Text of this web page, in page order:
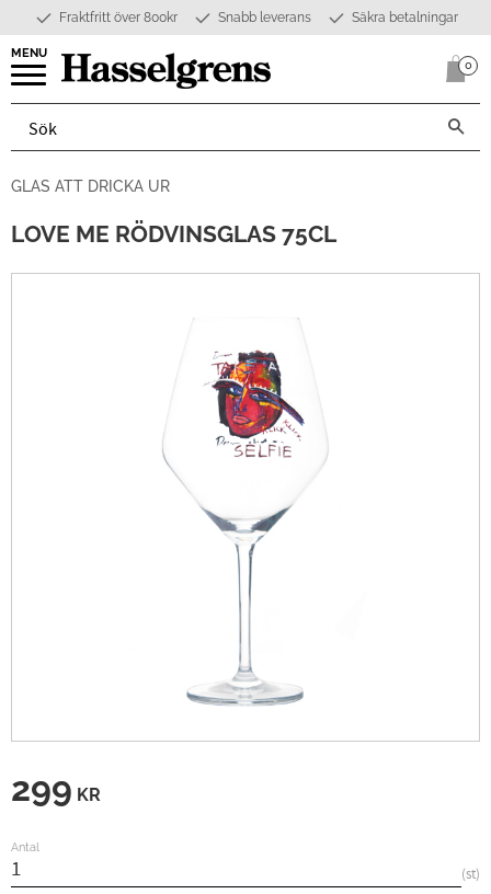
Meny
Fraktfritt över 800kr Snabb leverans Säkra betalningar
0
GLAS ATT DRICKA UR
LOVE ME RÖDVINSGLAS 75CL
299 KR
Antal
st